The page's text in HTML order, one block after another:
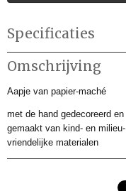
Specificaties
Productcode
KD36003
Productcode leverancier
Afmetingen (l,b,h)
0 x 3,50 x 11 cm
Omschrijving
Aapje van papier-maché
met de hand gedecoreerd en
gemaakt van kind- en milieu-
vriendelijke materialen